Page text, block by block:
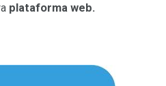
plataforma web.